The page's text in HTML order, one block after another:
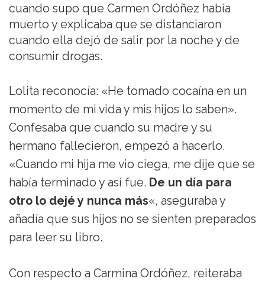
cuando supo que Carmen Ordóñez había
muerto y explicaba que se distanciaron
cuando ella dejó de salir por la noche y de
consumir drogas.
Lolita reconocía: «He tomado cocaína en un
momento de mi vida y mis hijos lo saben».
Confesaba que cuando su madre y su
hermano fallecieron, empezó a hacerlo.
«Cuando mi hija me vio ciega, me dije que se
había terminado y así fue. De un día para
otro lo dejé y nunca más«, aseguraba y
añadía que sus hijos no se sienten preparados
para leer su libro.
Con respecto a Carmina Ordóñez, reiteraba